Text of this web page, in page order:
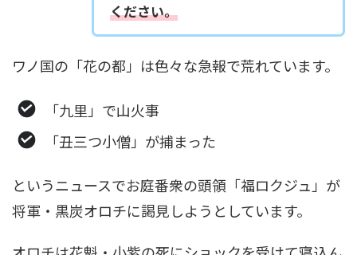
ください。
ワノ国の「花の都」は色々な急報で荒れています。
「九里」で山火事
「丑三つ小僧」が捕まった
というニュースでお庭番衆の頭領「福ロクジュ」が
将軍・黒炭オロチに謁見しようとしています。